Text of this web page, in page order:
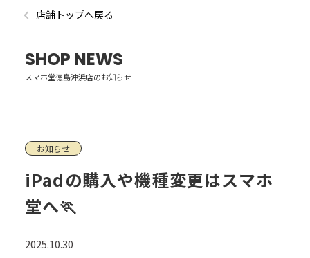
店舗トップへ戻る
SHOP NEWS
スマホ堂徳島沖浜店のお知らせ
お知らせ
iPadの購入や機種変更はスマホ
堂へ🏃
2025.10.30